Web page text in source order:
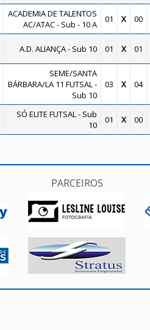
ACADEMIA DE TALENTOS
AC/ATAC - Sub - 10 A
01 X 00
A.D. ALIANÇA - Sub 10 01 X 01
SEME/SANTA
BÁRBARA/LA 11 FUTSAL -
Sub 10
03 X 04
SÓ ELITE FUTSAL - Sub
10
01 X 00
PARCEIROS